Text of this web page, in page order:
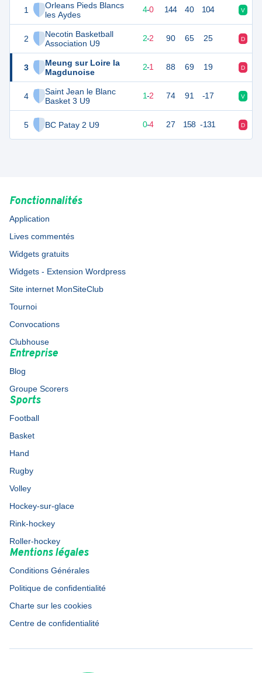
1
Orleans Pieds Blancs
les Aydes
2
Necotin Basketball
Association U9
3
Meung sur Loire la
Magdunoise
4
Saint Jean le Blanc
Basket 3 U9
5 BC Patay 2 U9
8 4 4-0 144 40 104 V
6 2-2 90 65 25 D
5 2-1 88 69 19 D
4 1-2 74 91 -17 V
0-4 27 158 -131 D
Fonctionnalités
Application
Lives commentés
Widgets gratuits
Widgets - Extension Wordpress
Site internet MonSiteClub
Tournoi
Convocations
Clubhouse
Entreprise
Blog
Groupe Scorers
Sports
Football
Basket
Hand
Rugby
Volley
Hockey-sur-glace
Rink-hockey
Roller-hockey
Mentions légales
Conditions Générales
Politique de confidentialité
Charte sur les cookies
Centre de confidentialité